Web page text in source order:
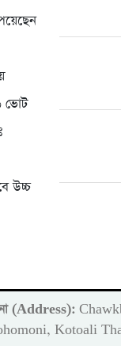
ভোট
উচ্চ
(Address):
Kotoali